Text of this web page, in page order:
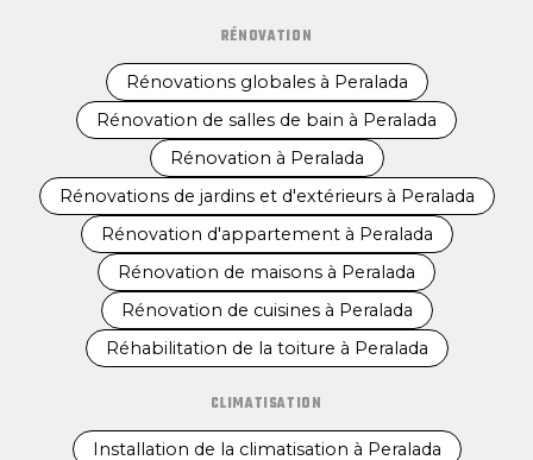
RÉNOVATION
Rénovations globales à Peralada
Rénovation de salles de bain à Peralada
Rénovation à Peralada
Rénovations de jardins et d'extérieurs à Peralada
Rénovation d'appartement à Peralada
Rénovation de maisons à Peralada
Rénovation de cuisines à Peralada
Réhabilitation de la toiture à Peralada
CLIMATISATION
Installation de la climatisation à Peralada